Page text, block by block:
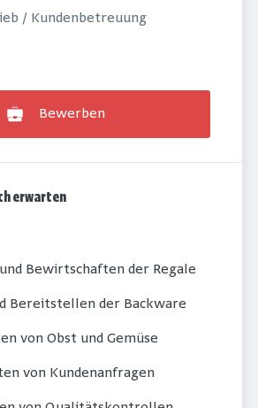
/ Kundenbetreuung
Bewerben
erwarten
Bewirtschaften der Regale
Bereitstellen der Backware
von Obst und Gemüse
von Kundenanfragen